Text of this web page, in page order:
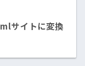
サイトに変換